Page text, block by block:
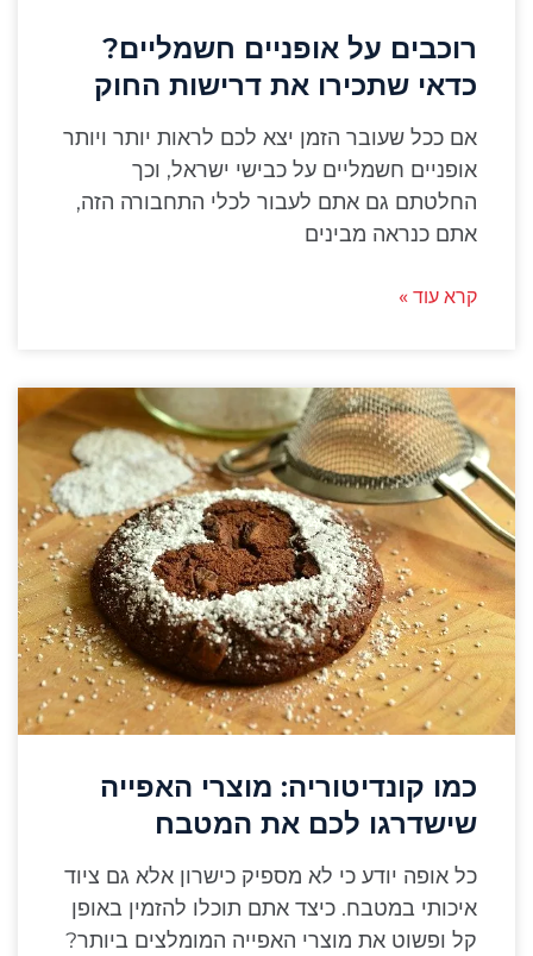
רוכבים על אופניים חשמליים?
כדאי שתכירו את דרישות החוק
אם ככל שעובר הזמן יצא לכם לראות יותר ויותר
אופניים חשמליים על כבישי ישראל, וכך
החלטתם גם אתם לעבור לכלי התחבורה הזה,
אתם כנראה מבינים
קרא עוד »
כמו קונדיטוריה: מוצרי האפייה
שישדרגו לכם את המטבח
כל אופה יודע כי לא מספיק כישרון אלא גם ציוד
איכותי במטבח. כיצד אתם תוכלו להזמין באופן
קל ופשוט את מוצרי האפייה המומלצים ביותר?